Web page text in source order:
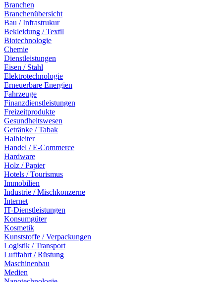
Branchen
Branchenübersicht
Bau / Infrastrukur
Bekleidung / Textil
Biotechnologie
Chemie
Dienstleistungen
Eisen / Stahl
Elektrotechnologie
Erneuerbare Energien
Fahrzeuge
Finanzdienstleistungen
Freizeitprodukte
Gesundheitswesen
Getränke / Tabak
Halbleiter
Handel / E-Commerce
Hardware
Holz / Papier
Hotels / Tourismus
Immobilien
Industrie / Mischkonzerne
Internet
IT-Dienstleistungen
Konsumgüter
Kosmetik
Kunststoffe / Verpackungen
Logistik / Transport
Luftfahrt / Rüstung
Maschinenbau
Medien